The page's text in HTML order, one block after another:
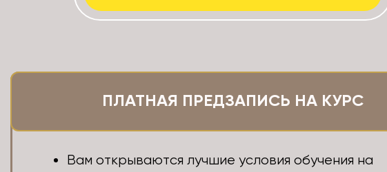
ПЛАТНАЯ ПРЕДЗАПИСЬ НА КУРС
Вам открываются лучшие условия обучения на